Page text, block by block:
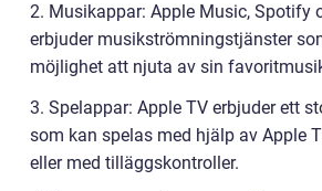
2. Musikappar: Apple Music, Spotify
erbjuder musikströmningstjänster
möjlighet att njuta av sin
3. Spelappar: Apple TV erbjuder ett
som kan spelas med hjälp av Apple
eller med tilläggskontroller.